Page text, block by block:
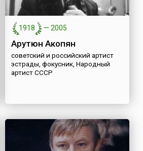
1918 — 2005
Арутюн Акопян
советский и российский артист
эстрады, фокусник, Народный
артист СССР